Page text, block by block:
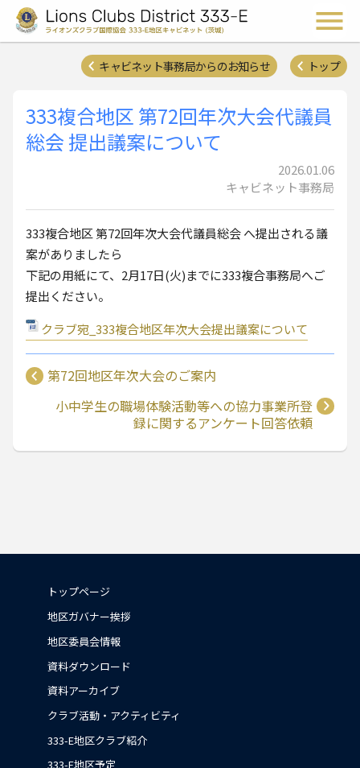
ライオンズクラ
トップ
キャビネット事務局からのお知らせ
333複合地区 第72回年次大会代議員
総会 提出議案について
2026.01.06
キャビネット事務局
333複合地区 第72回年次大会代議員総会 へ提出される議
案がありましたら
下記の用紙にて、2月17日(火)までに333複合事務局へご
提出ください。
クラブ宛_333複合地区年次大会提出議案について
第72回地区年次大会のご案内
小中学生の職場体験活動等への協力事業所登
録に関するアンケート回答依頼
トップページ
地区ガバナー挨拶
地区委員会情報
資料ダウンロード
資料アーカイブ
クラブ活動・アクティビティ
333-E地区クラブ紹介
333-E地区予定